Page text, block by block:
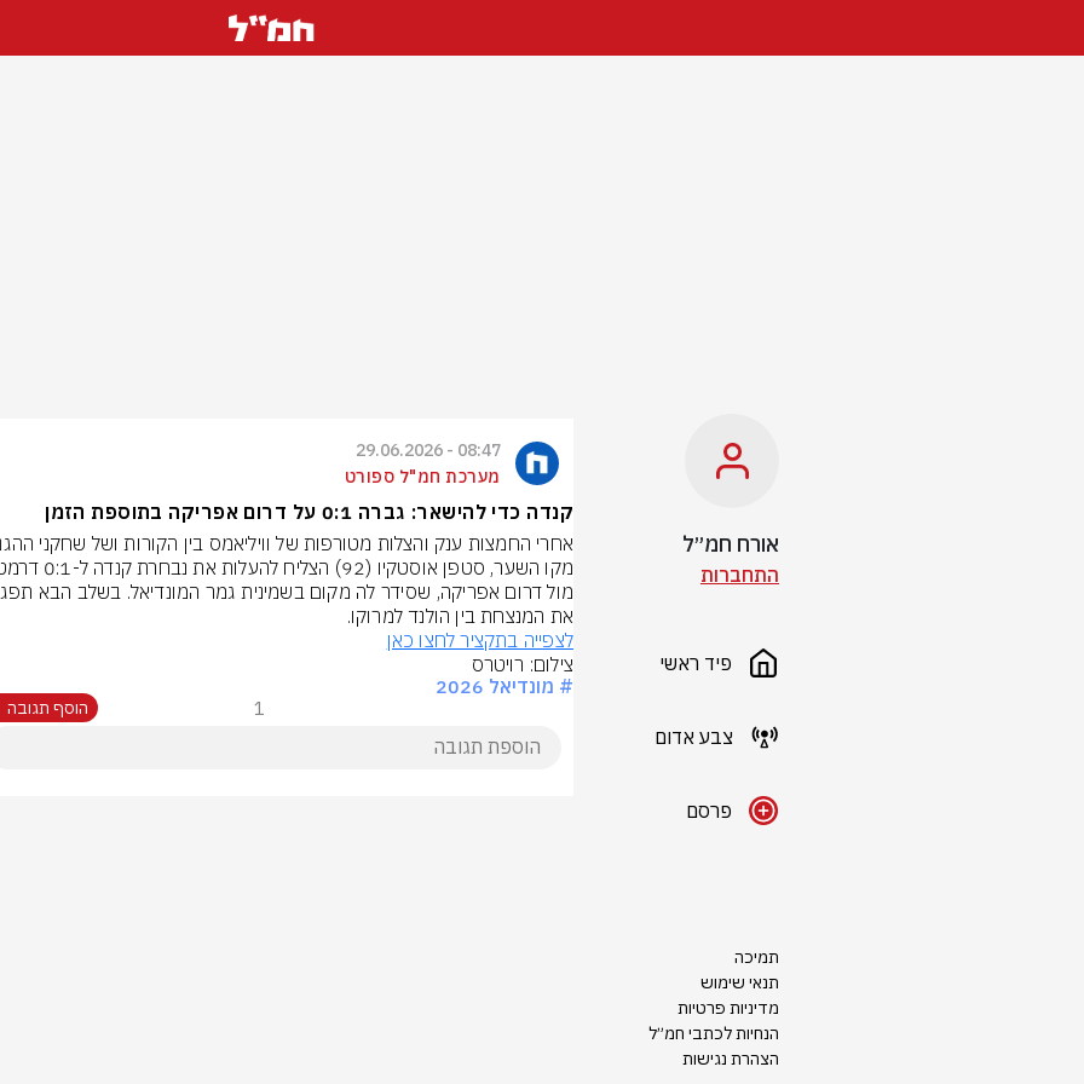
אורח חמ״ל
התחברות
פיד ראשי
צבע אדום
פרסם
תמיכה
תנאי שימוש
מדיניות פרטיות
הנחיות לכתבי חמ״ל
הצהרת נגישות
08:47 - 29.06.2026
מערכת חמ"ל ספורט
קנדה כדי להישאר: גברה 0:1 על דרום אפריקה בתוספת הזמן
את המנצחת בין הולנד למרוקו.
לצפייה בתקציר לחצו כאן
צילום: רויטרס
# מונדיאל 2026
1 הוסף תגובה